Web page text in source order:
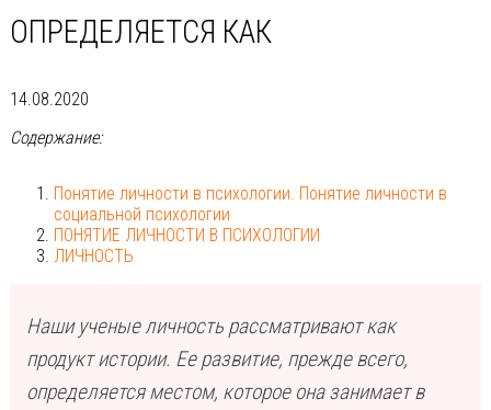
ОПРЕДЕЛЯЕТСЯ КАК
14.08.2020
Содержание:
Понятие личности в психологии. Понятие личности в
социальной психологии
ПОНЯТИЕ ЛИЧНОСТИ В ПСИХОЛОГИИ
ЛИЧНОСТЬ
Наши ученые личность рассматривают как
продукт истории. Ее развитие, прежде всего,
определяется местом, которое она занимает в